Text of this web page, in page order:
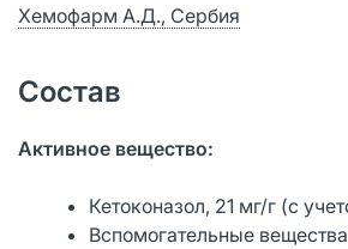
Хемофарм А.Д., Сербия
Состав
Активное вещество:
Кетоконазол, 21 мг/г (с
Вспомогательные